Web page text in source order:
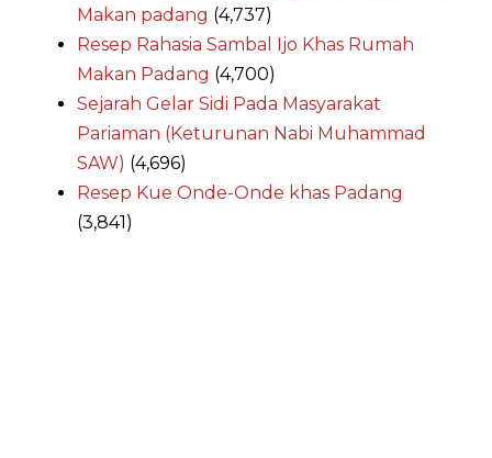
Makan padang (4,737)
Resep Rahasia Sambal Ijo Khas Rumah
Makan Padang (4,700)
Sejarah Gelar Sidi Pada Masyarakat
Pariaman (Keturunan Nabi Muhammad
SAW) (4,696)
Resep Kue Onde-Onde khas Padang
(3,841)